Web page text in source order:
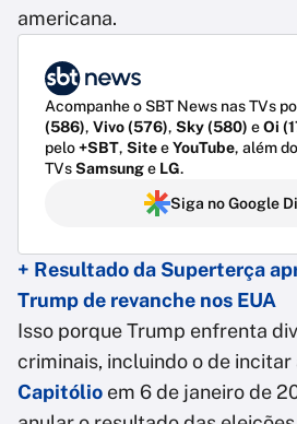
americana.
Acompanhe o SBT News nas TVs
(586), Vivo (576), Sky (580) eOi
pelo+SBT, SiteeYouTube, além
TVsSamsunge LG.
Siga no Google
+ Resultado da Superterça
Trump de revanche nos EUA
Isso porque Trump enfrenta
criminais, incluindo o de incitar
Capitólio em 6 de janeiro de